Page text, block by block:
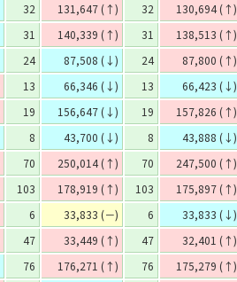
32 131,647 (↑) 32 130,694 (↑)
31 140,339 (↑) 31 138,513 (↑)
24 87,508 (↓) 24 87,800 (↑)
13 66,346 (↓) 13 66,423 (↓)
19 156,647 (↓) 19 157,826 (↑)
8 43,700 (↓) 8 43,888 (↓)
70 250,014 (↑) 70 247,500 (↑)
103 178,919 (↑) 103 175,897 (↑)
6 33,833 (－) 6 33,833 (↓)
47 33,449 (↑) 47 32,401 (↑)
76 176,271 (↑) 76 175,279 (↑)